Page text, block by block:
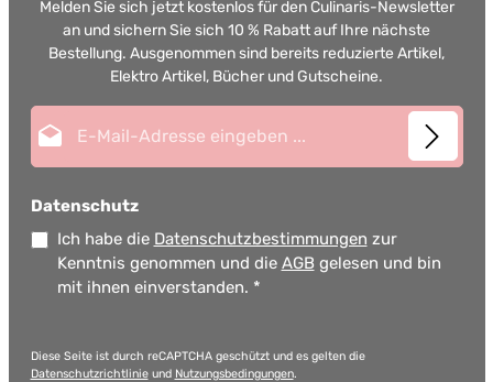
Melden Sie sich jetzt kostenlos für den Culinaris-Newsletter
an und sichern Sie sich 10 % Rabatt auf Ihre nächste
Bestellung. Ausgenommen sind bereits reduzierte Artikel,
Elektro Artikel, Bücher und Gutscheine.
Datenschutz
Ich habe die Datenschutzbestimmungen zur
Kenntnis genommen und die AGB gelesen und bin
mit ihnen einverstanden. *
Diese Seite ist durch reCAPTCHA geschützt und es gelten die
Datenschutzrichtlinieund Nutzungsbedingungen.